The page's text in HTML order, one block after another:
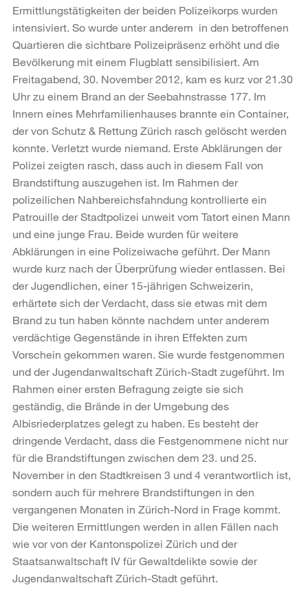
Ermittlungstätigkeiten der beiden Polizeikorps wurden
intensiviert. So wurde unter anderem in den betroffenen
Quartieren die sichtbare Polizeipräsenz erhöht und die
Bevölkerung mit einem Flugblatt sensibilisiert. Am
Freitagabend, 30. November 2012, kam es kurz vor 21.30
Uhr zu einem Brand an der Seebahnstrasse 177. Im
Innern eines Mehrfamilienhauses brannte ein Container,
der von Schutz & Rettung Zürich rasch gelöscht werden
konnte. Verletzt wurde niemand. Erste Abklärungen der
Polizei zeigten rasch, dass auch in diesem Fall von
Brandstiftung auszugehen ist. Im Rahmen der
polizeilichen Nahbereichsfahndung kontrollierte ein
Patrouille der Stadtpolizei unweit vom Tatort einen Mann
und eine junge Frau. Beide wurden für weitere
Abklärungen in eine Polizeiwache geführt. Der Mann
wurde kurz nach der Überprüfung wieder entlassen. Bei
der Jugendlichen, einer 15-jährigen Schweizerin,
erhärtete sich der Verdacht, dass sie etwas mit dem
Brand zu tun haben könnte nachdem unter anderem
verdächtige Gegenstände in ihren Effekten zum
Vorschein gekommen waren. Sie wurde festgenommen
und der Jugendanwaltschaft Zürich-Stadt zugeführt. Im
Rahmen einer ersten Befragung zeigte sie sich
geständig, die Brände in der Umgebung des
Albisriederplatzes gelegt zu haben. Es besteht der
dringende Verdacht, dass die Festgenommene nicht nur
für die Brandstiftungen zwischen dem 23. und 25.
November in den Stadtkreisen 3 und 4 verantwortlich ist,
sondern auch für mehrere Brandstiftungen in den
vergangenen Monaten in Zürich-Nord in Frage kommt.
Die weiteren Ermittlungen werden in allen Fällen nach
wie vor von der Kantonspolizei Zürich und der
Staatsanwaltschaft IV für Gewaltdelikte sowie der
Jugendanwaltschaft Zürich-Stadt geführt.